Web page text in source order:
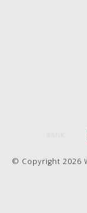
© Copyright 2026